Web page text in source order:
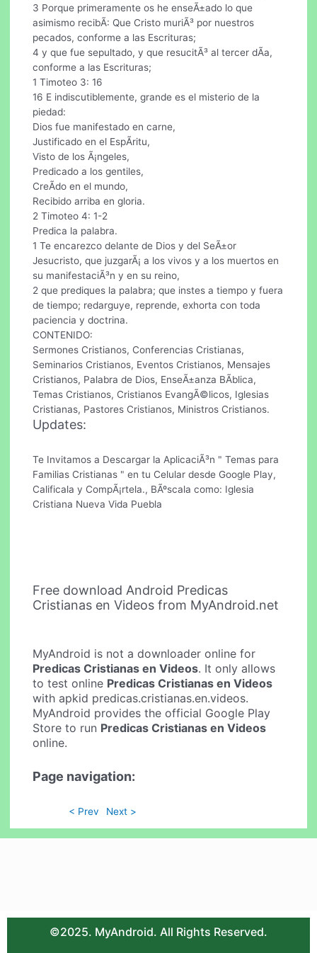
3 Porque primeramente os he enseÃ±ado lo que
asimismo recibÃ­: Que Cristo muriÃ³ por nuestros
pecados, conforme a las Escrituras;
4 y que fue sepultado, y que resucitÃ³ al tercer dÃ­a,
conforme a las Escrituras;
1 Timoteo 3: 16
16 E indiscutiblemente, grande es el misterio de la
piedad:
Dios fue manifestado en carne,
Justificado en el EspÃ­ritu,
Visto de los Ã¡ngeles,
Predicado a los gentiles,
CreÃ­do en el mundo,
Recibido arriba en gloria.
2 Timoteo 4: 1-2
Predica la palabra.
1 Te encarezco delante de Dios y del SeÃ±or
Jesucristo, que juzgarÃ¡ a los vivos y a los muertos en
su manifestaciÃ³n y en su reino,
2 que prediques la palabra; que instes a tiempo y fuera
de tiempo; redarguye, reprende, exhorta con toda
paciencia y doctrina.
CONTENIDO:
Sermones Cristianos, Conferencias Cristianas,
Seminarios Cristianos, Eventos Cristianos, Mensajes
Cristianos, Palabra de Dios, EnseÃ±anza BÃ­blica,
Temas Cristianos, Cristianos EvangÃ©licos, Iglesias
Cristianas, Pastores Cristianos, Ministros Cristianos.
Updates:
Te Invitamos a Descargar la AplicaciÃ³n " Temas para
Familias Cristianas " en tu Celular desde Google Play,
Calificala y CompÃ¡rtela., BÃºscala como: Iglesia
Cristiana Nueva Vida Puebla
Free download Android Predicas
Cristianas en Videos from MyAndroid.net
MyAndroid is not a downloader online for
Predicas Cristianas en Videos. It only allows
to test online Predicas Cristianas en Videos
with apkid predicas.cristianas.en.videos.
MyAndroid provides the official Google Play
Store to run Predicas Cristianas en Videos
online.
Page navigation:
< Prev Next >
©2025. MyAndroid. All Rights Reserved.